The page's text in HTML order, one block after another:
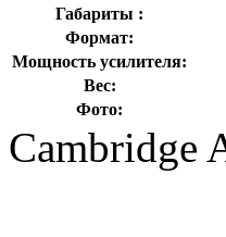
Габариты :
Формат:
Мощность усилителя:
Вес:
Фото:
Cambridge